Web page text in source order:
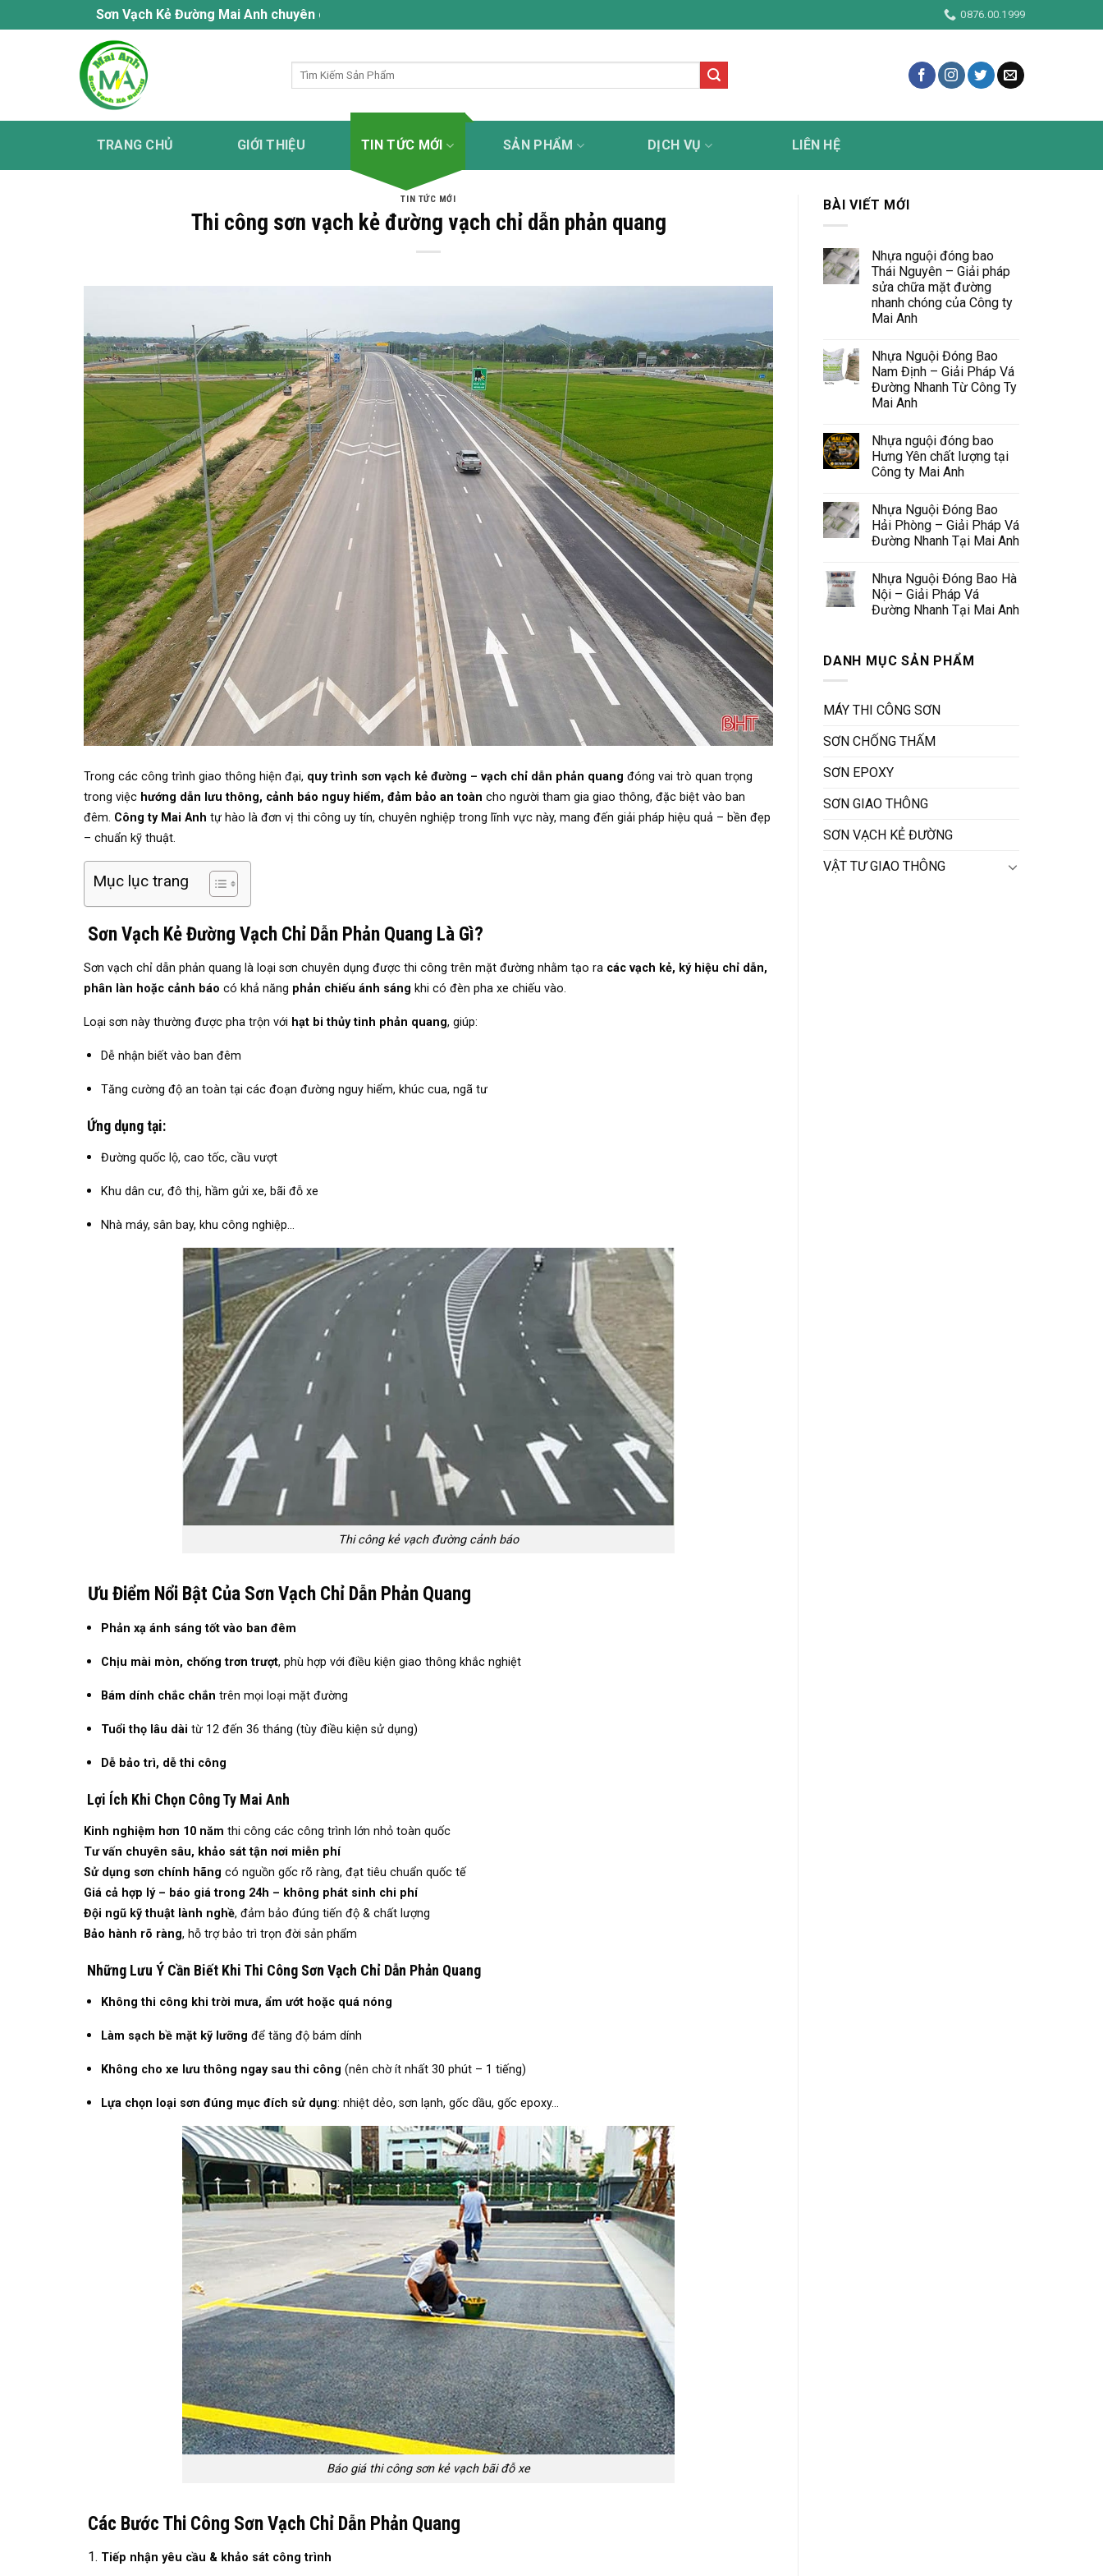
qua
Sơn Vạch Kẻ Đường Mai Anh chuyên cung cấp dịch vụ sơn kẻ đường uy tín - tận tâm - chuyên nghiệp - trách nhiệm 0876.00.1999
Tìm
TRANG CHỦ GIỚI THIỆU TIN TỨC MỚI SẢN PHẨM DỊCH VỤ LIÊN HỆ
TIN TỨC MỚI
Thi công sơn vạch kẻ đường vạch chỉ dẫn phản quang
Trong các công trình giao thông hiện đại, quy trình sơn vạch kẻ đường – vạch chỉ dẫn phản quang đóng vai trò quan trọng
trong việc hướng dẫn lưu thông, cảnh báo nguy hiểm, đảm bảo an toàn cho người tham gia giao thông, đặc biệt vào ban
đêm. Công ty Mai Anh tự hào là đơn vị thi công uy tín, chuyên nghiệp trong lĩnh vực này, mang đến giải pháp hiệu quả – bền đẹp
– chuẩn kỹ thuật.
Mục lục trang
Sơn Vạch Kẻ Đường Vạch Chỉ Dẫn Phản Quang Là Gì?
Sơn vạch chỉ dẫn phản quang là loại sơn chuyên dụng được thi công trên mặt đường nhằm tạo ra các vạch kẻ, ký hiệu chỉ dẫn,
phân làn hoặc cảnh báo có khả năng phản chiếu ánh sáng khi có đèn pha xe chiếu vào.
Loại sơn này thường được pha trộn với hạt bi thủy tinh phản quang, giúp:
Dễ nhận biết vào ban đêm
Tăng cường độ an toàn tại các đoạn đường nguy hiểm, khúc cua, ngã tư
Ứng dụng tại:
Đường quốc lộ, cao tốc, cầu vượt
Khu dân cư, đô thị, hầm gửi xe, bãi đỗ xe
Nhà máy, sân bay, khu công nghiệp…
Thi công kẻ vạch đường cảnh báo
Ưu Điểm Nổi Bật Của Sơn Vạch Chỉ Dẫn Phản Quang
Phản xạ ánh sáng tốt vào ban đêm
Chịu mài mòn, chống trơn trượt, phù hợp với điều kiện giao thông khắc nghiệt
Bám dính chắc chắn trên mọi loại mặt đường
Tuổi thọ lâu dài từ 12 đến 36 tháng (tùy điều kiện sử dụng)
Dễ bảo trì, dễ thi công
Lợi Ích Khi Chọn Công Ty Mai Anh
Kinh nghiệm hơn 10 năm thi công các công trình lớn nhỏ toàn quốc
Tư vấn chuyên sâu, khảo sát tận nơi miễn phí
Sử dụng sơn chính hãng có nguồn gốc rõ ràng, đạt tiêu chuẩn quốc tế
Giá cả hợp lý – báo giá trong 24h – không phát sinh chi phí
Đội ngũ kỹ thuật lành nghề, đảm bảo đúng tiến độ & chất lượng
Bảo hành rõ ràng, hỗ trợ bảo trì trọn đời sản phẩm
Những Lưu Ý Cần Biết Khi Thi Công Sơn Vạch Chỉ Dẫn Phản Quang
Không thi công khi trời mưa, ẩm ướt hoặc quá nóng
Làm sạch bề mặt kỹ lưỡng để tăng độ bám dính
Không cho xe lưu thông ngay sau thi công (nên chờ ít nhất 30 phút – 1 tiếng)
Lựa chọn loại sơn đúng mục đích sử dụng: nhiệt dẻo, sơn lạnh, gốc dầu, gốc epoxy…
Báo giá thi công sơn kẻ vạch bãi đỗ xe
Các Bước Thi Công Sơn Vạch Chỉ Dẫn Phản Quang
Tiếp nhận yêu cầu & khảo sát công trình
BÀI VIẾT MỚI
Nhựa nguội đóng bao
Thái Nguyên – Giải pháp
sửa chữa mặt đường
nhanh chóng của Công ty
Mai Anh
Nhựa Nguội Đóng Bao
Nam Định – Giải Pháp Vá
Đường Nhanh Từ Công Ty
Mai Anh
Nhựa nguội đóng bao
Hưng Yên chất lượng tại
Công ty Mai Anh
Nhựa Nguội Đóng Bao
Hải Phòng – Giải Pháp Vá
Đường Nhanh Tại Mai Anh
Nhựa Nguội Đóng Bao Hà
Nội – Giải Pháp Vá
Đường Nhanh Tại Mai Anh
DANH MỤC SẢN PHẨM
MÁY THI CÔNG SƠN
SƠN CHỐNG THẤM
SƠN EPOXY
SƠN GIAO THÔNG
SƠN VẠCH KẺ ĐƯỜNG
VẬT TƯ GIAO THÔNG